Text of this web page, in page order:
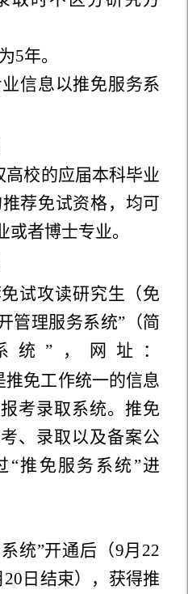
5年。
业信息以推免服务系
高校的应届本科毕业
荐免试资格，均可
者博士专业。
试攻读研究生（免
管理服务系统”（简
统”，网址：
推免工作统一的信息
考录取系统。推免
、录取以及备案公
“推免服务系统”进
统”开通后（9月22
日结束），获得推